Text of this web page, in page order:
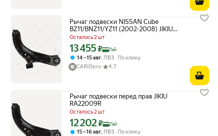
Рычаг подвески NISSAN Cube
BZ11/BNZ11/YZ11 (2002-2008) JIKIU
RA22009R | цена за 1 шт
Осталось 2 шт
Цена с картой Яндекс Пэй 13455 ₽ вместо
13 455₽ Пэй
14 – 15 авг, ПВЗ
По клику
CARiDpro
4.7
Рычаг подвески перед прав JIKIU
RA22009R
Осталось 2 шт
Цена с картой Яндекс Пэй 12202 ₽ вместо
12 202₽ Пэй
15 – 16 авг, ПВЗ
По клику